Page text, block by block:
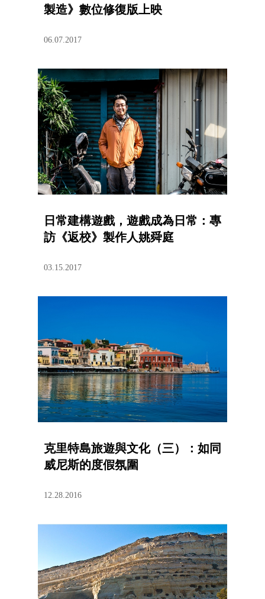
製造》數位修復版上映
06.07.2017
日常建構遊戲，遊戲成為日常：專
訪《返校》製作人姚舜庭
03.15.2017
克里特島旅遊與文化（三）：如同
威尼斯的度假氛圍
12.28.2016